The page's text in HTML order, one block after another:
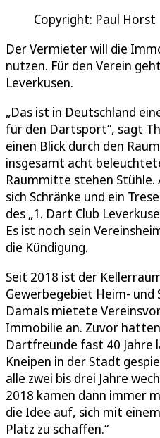
Copyright: Paul Horst
Der Vermieter will die
nutzen. Für den Verein
Leverkusen.
„Das ist in Deutschland
für den Dartsport“, sagt
einen Blick durch den
insgesamt acht
Raummitte stehen Stühle.
sich Schränke und ein
des „1. Dart Club
Es ist noch sein
die Kündigung.
Seit 2018 ist der
Gewerbegebiet Heim- und
Damals mietete
Immobilie an. Zuvor
Dartfreunde fast 40 Jahre
Kneipen in der Stadt
alle zwei bis drei Jahre
2018 kamen dann immer
die Idee auf, sich mit
Platz zu schaffen.“